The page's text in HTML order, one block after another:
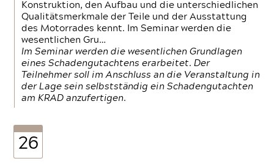
Konstruktion, den Aufbau und die unterschiedlichen
Qualitätsmerkmale der Teile und der Ausstattung
des Motorrades kennt. Im Seminar werden die
wesentlichen Gru…
Im Seminar werden die wesentlichen Grundlagen
eines Schadengutachtens erarbeitet. Der
Teilnehmer soll im Anschluss an die Veranstaltung in
der Lage sein selbstständig ein Schadengutachten
am KRAD anzufertigen.
26